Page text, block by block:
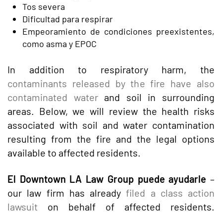
Tos severa
Dificultad para respirar
Empeoramiento de condiciones preexistentes,
como asma y EPOC
In addition to respiratory harm, the
contaminants released by the fire have also
contaminated waterand soil in surrounding
areas. Below, we will review the health risks
associated with soil and water contamination
resulting from the fire and the legal options
available to affected residents.
El Downtown LA Law Group puede ayudarle –
our law firm has alreadyfiled a class action
lawsuit on behalf of affected residents.